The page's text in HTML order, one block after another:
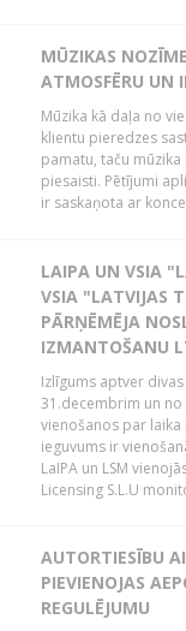
MŪZIKAS
ATMOSFĒRU UN
Mūzika kā daļa no
klientu pieredzes
pamatu, taču
piesaisti. Pētījumi
ir saskaņota ar
LAIPA UN VSIA
VSIA "LATVIJAS
PĀRŅĒMĒJA
IZMANTOŠANU
Izlīgums aptver
31.decembrim un no
vienošanos par
ieguvums ir
LaIPA un LSM
Licensing S.L.U
AUTORTIESĪBU
PIEVIENOJAS
REGULĒJUMU